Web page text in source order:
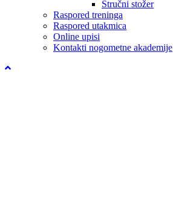
Stručni stožer
Raspored treninga
Raspored utakmica
Online upisi
Kontakti nogometne akademije